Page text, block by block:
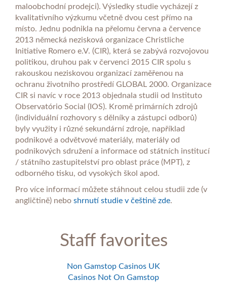
maloobchodní prodejci). Výsledky studie vycházejí z
kvalitativního výzkumu včetně dvou cest přímo na
místo. Jednu podnikla na přelomu června a července
2013 německá nezisková organizace Christliche
Initiative Romero e.V. (CIR), která se zabývá rozvojovou
politikou, druhou pak v červenci 2015 CIR spolu s
rakouskou neziskovou organizací zaměřenou na
ochranu životního prostředí GLOBAL 2000. Organizace
CIR si navíc v roce 2013 objednala studii od Instituto
Observatório Social (IOS). Kromě primárních zdrojů
(individuální rozhovory s dělníky a zástupci odborů)
byly využity i různé sekundární zdroje, například
podnikové a odvětvové materiály, materiály od
podnikových sdružení a informace od státních institucí
/ státního zastupitelství pro oblast práce (MPT), z
odborného tisku, od vysokých škol apod.
Pro více informací můžete stáhnout celou studii zde (v
angličtině) nebo shrnutí studie v češtině zde.
Staff favorites
Non Gamstop Casinos UK
Casinos Not On Gamstop